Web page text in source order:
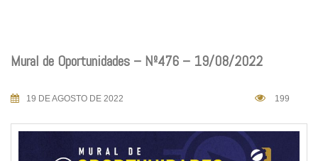
Mural de Oportunidades – Nº476 – 19/08/2022
19 DE AGOSTO DE 2022 199